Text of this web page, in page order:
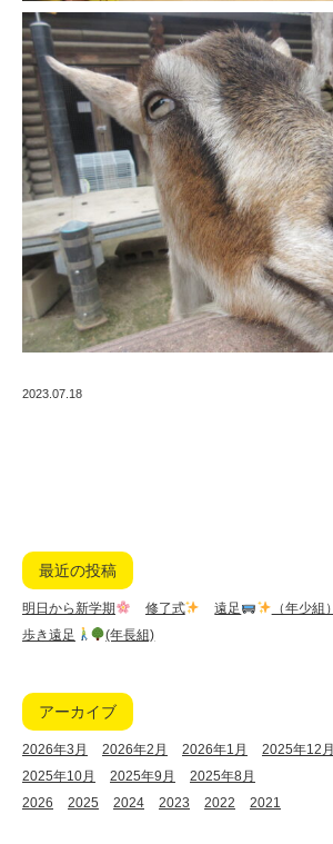
2023.07.18
最近の投稿
明日から新学期 修了式 遠足
（年少組）
歩き遠足
(年長組)
アーカイブ
2026年3月 2026年2月 2026年1月 2025年12月
2025年10月
2025年9月
2025年8月
2026
2025 2024 2023 2022 2021